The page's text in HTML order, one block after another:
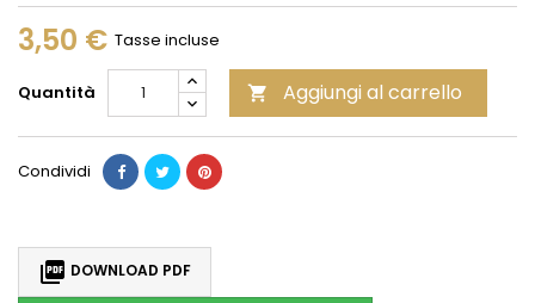
3,50 € Tasse incluse
Quantità  Aggiungi al carrello
Condividi
 DOWNLOAD PDF